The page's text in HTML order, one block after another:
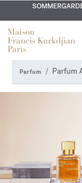
EXKLUSIV | Erhalten
KOSTENLOSE
Parfum Parfum